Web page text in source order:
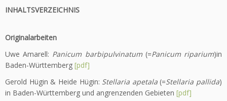
INHALTSVERZEICHNIS
Originalarbeiten
Uwe Amarell: Panicum barbipulvinatum(=Panicum riparium)in
Baden-Württemberg [pdf]
Gerold Hügin & Heide Hügin: Stellaria apetala(=Stellaria pallida)
in Baden-Württemberg und angrenzenden Gebieten [pdf]